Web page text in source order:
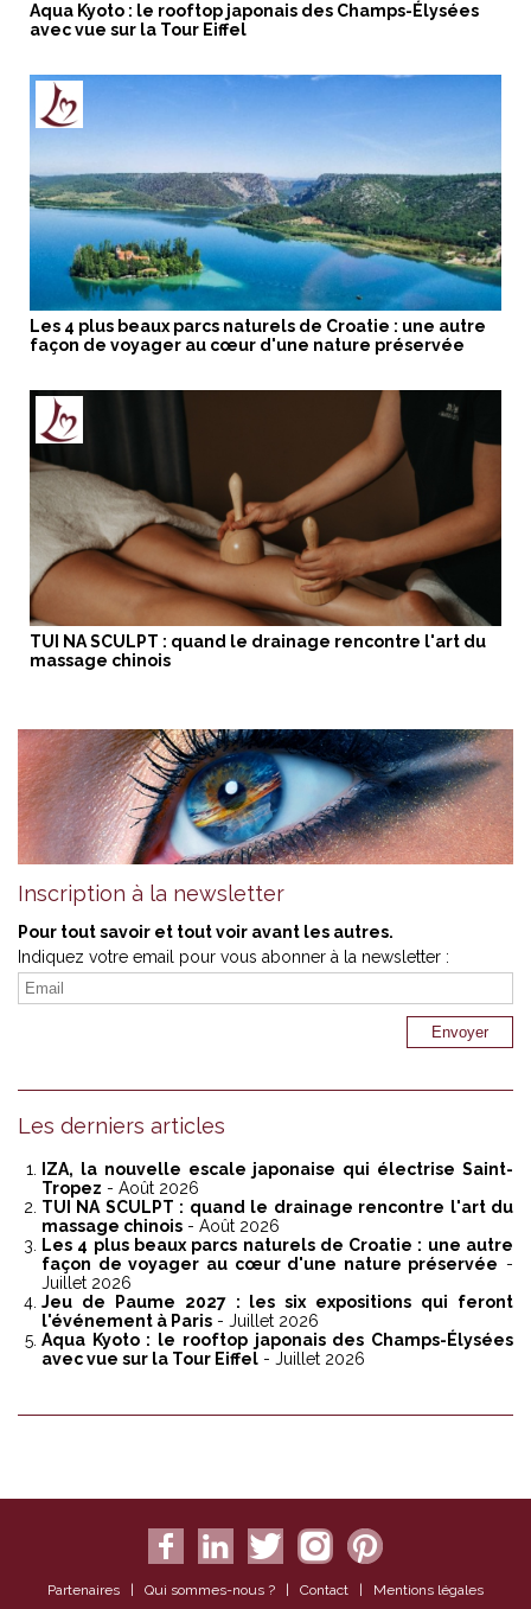
Aqua Kyoto : le rooftop japonais des Champs-Élysées
avec vue sur la Tour Eiffel
Les 4 plus beaux parcs naturels de Croatie : une autre
façon de voyager au cœur d'une nature préservée
TUI NA SCULPT : quand le drainage rencontre l'art du
massage chinois
Inscription à la newsletter
Pour tout savoir et tout voir avant les autres.
Indiquez votre email pour vous abonner à la newsletter :
Les derniers articles
IZA, la nouvelle escale japonaise qui électrise Saint-
Tropez - Août 2026
TUI NA SCULPT : quand le drainage rencontre l'art du
massage chinois - Août 2026
Les 4 plus beaux parcs naturels de Croatie : une autre
façon de voyager au cœur d'une nature préservée -
Juillet 2026
Jeu de Paume 2027 : les six expositions qui feront
l'événement à Paris - Juillet 2026
Aqua Kyoto : le rooftop japonais des Champs-Élysées
avec vue sur la Tour Eiffel - Juillet 2026
Partenaires Qui sommes-nous ? Contact Mentions légales